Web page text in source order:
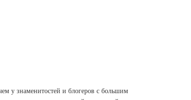
у знаменитостей и блогеров с большим